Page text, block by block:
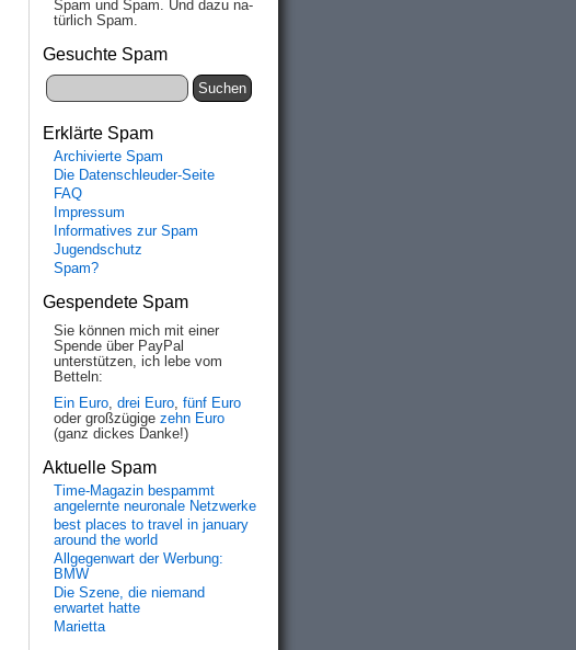
Spam und Spam. Und da­zu na­
tür­lich Spam.
Gesuchte Spam
Erklärte Spam
Archivierte Spam
Die Datenschleuder-Seite
FAQ
Impressum
Informatives zur Spam
Jugendschutz
Spam?
Gespendete Spam
Sie können mich mit einer
Spende über PayPal
unterstützen, ich lebe vom
Betteln:
Ein Euro, drei Euro, fünf Euro
oder großzügige zehn Euro
(ganz dickes Danke!)
Aktuelle Spam
Time-Magazin bespammt
angelernte neuronale Netzwerke
best places to travel in january
around the world
Allgegenwart der Werbung:
BMW
Die Szene, die niemand
erwartet hatte
Marietta